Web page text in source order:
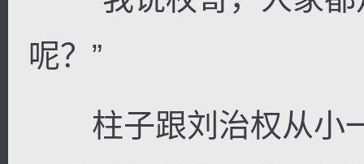
呢？”
柱子跟刘治权从小一